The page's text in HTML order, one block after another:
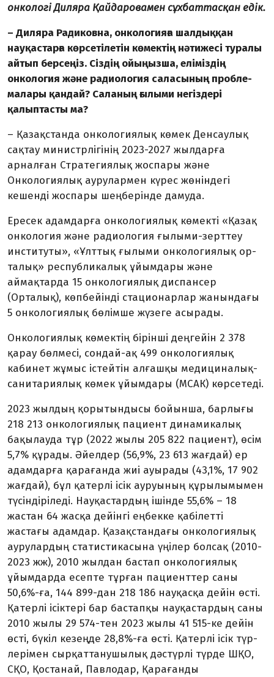
онкологі Диляра Қайдаровамен сұхбаттасқан едік.
– Диляра Радиковна, онкологияға шалдыққан
науқастарға көрсетілетін көмектің нәтижесі туралы
айтып берсеңіз. Сіздің ойыңызша, еліміздің
онкология және радиология саласының проб­ле­
малары қандай? Саланың ғылыми не­гіздері
қалыптасты ма?
– Қазақстанда онкологиялық көмек Денсаулық
сақтау министрлігінің 2023-2027 жылдарға
арналған Стратегиялық жоспары және
Онкологиялық ауру­лармен күрес жөніндегі
кешенді жос­пары шеңберінде дамуда.
Ересек адамдарға онкологиялық көмекті «Қазақ
онкология және ра­диология ғылыми-зерттеу
институты», «Ұлттық ғылыми онкологиялық ор­
талық» республикалық ұйымдары және
аймақтарда 15 онкологиялық диспансер
(Орталық), көпбейінді стационарлар жанындағы
5 онкологиялық бөлімше жүзеге асырады.
Онкологиялық көмектің бірінші деңгейін 2 378
қарау бөлмесі, сондай-ақ 499 онкологиялық
кабинет жұмыс істейтін алғашқы медициналық-
сани­тариялық көмек ұйымдары (МСАК) көрсетеді.
2023 жылдың қорытындысы бо­йынша, барлығы
218 213 онколо­гиялық пациент динамикалық
бақылауда тұр (2022 жылы 205 822 пациент), өсім
5,7% құрады. Әйелдер (56,9%, 23 613 жағдай) ер
адамдарға қарағанда жиі ауырады (43,1%, 17 902
жағдай), бұл қатерлі ісік ауруының құрылымымен
түсіндіріледі. Науқастардың ішінде 55,6% – 18
жастан 64 жасқа дейінгі еңбекке қабілетті
жастағы адамдар. Қазақстандағы онко­логиялық
аурулардың статистикасына үңілер болсақ (2010-
2023 жж), 2010 жылдан бастап онкологиялық
ұйым­дарда есепте тұрған пациенттер саны
50,6%-ға, 144 899-дан 218 186 науқасқа дейін өсті.
Қатерлі ісіктері бар бастапқы науқастардың саны
2010 жылы 29 574-тен 2023 жылы 41 515-ке дейін
өсті, бүкіл кезеңде 28,8%-ға өсті. Қатерлі ісік түр­
лерімен сырқаттанушылық дәстүрлі түрде ШҚО,
СҚО, Қостанай, Павлодар, Қарағанды